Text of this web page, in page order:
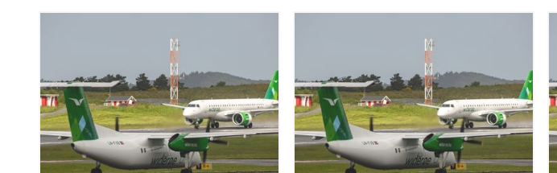
rette for tidenes Norgesferie med et
førpremiere på det som ryktes å være
Og det hele skjer i et autentisk
luftfartsmiljø, hvor lukten av popcorn og
jetfuel blandes idet Tom Cruise farer over
et enormt lerret foran hangardøren.